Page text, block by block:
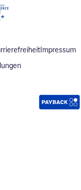
in neuem Fenster
Impressum